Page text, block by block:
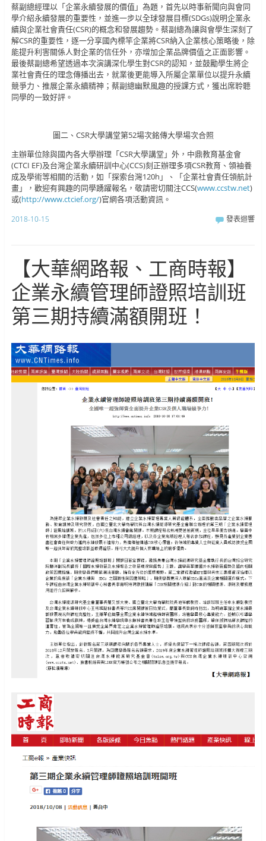
蔡副總經理以「企業永續發展的價值」為題，首先以時事新聞向與會同
學介紹永續發展的重要性，並進一步以全球發展目標(SDGs)說明企業永
續與企業社會責任(CSR)的概念和發展趨勢。蔡副總為讓與會學生深刻了
解CSR的重要性，逐一分享國內標竿企業將CSR納入企業核心策略後，除
能提升利害關係人對企業的信任外，亦增加企業品牌價值之正面影響。
最後蔡副總希望透過本次演講深化學生對CSR的認知，並鼓勵學生將企
業社會責任的理念傳播出去，就業後更能導入所屬企業單位以提升永續
競爭力、推展企業永續精神；蔡副總幽默風趣的授課方式，獲出席聆聽
同學的一致好評。
圖二、CSR大學講堂第52場次銘傳大學場次合照
主辦單位除與國內各大學辦理「CSR大學講堂」外，中鼎教育基金會
(CTCI EF)及台灣企業永續研訓中心(CCS)刻正辦理多項CSR教育、領袖養
成及學術等相關的活動，如「探索台灣120h」、「企業社會責任領航計
畫」，歡迎有興趣的同學踴躍報名，敬請密切關注CCS(www.ccstw.net)
或(http://www.ctcief.org/)官網各項活動資訊。
2018-10-15 發表迴響
【大華網路報、工商時報】
企業永續管理師證照培訓班
第三期持續滿額開班！